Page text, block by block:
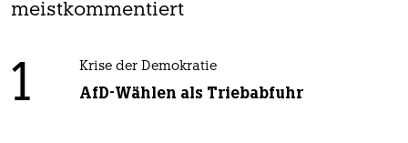
meistkommentiert
1 Krise der Demokratie
AfD-Wählen als Triebabfuhr